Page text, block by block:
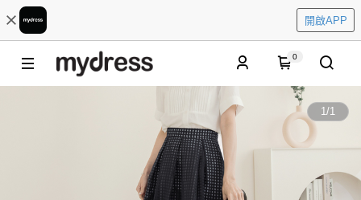
開啟APP
0
1/1